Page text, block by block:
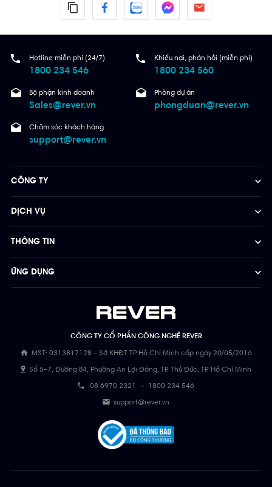
Hotline miễn phí (24/7)
1800 234 546
Khiếu nại, phản hồi (miễn phí)
1800 234 560
Bộ phận kinh doanh
Sales@rever.vn
Phòng dự án
phongduan@rever.vn
Chăm sóc khách hàng
support@rever.vn
CÔNG TY CỔ PHẦN CÔNG NGHỆ REVER
MST: 0313817128 - Sở KHĐT TP Hồ Chí Minh cấp ngày 20/05/2016
Số 5-7, Đường B4, Phường An Lợi Đông, TP. Thủ Đức, TP. Hồ Chí Minh
08 6970 2321 - 1800 234 546
support@rever.vn
CÔNG TY
DỊCH VỤ
THÔNG TIN
ỨNG DỤNG